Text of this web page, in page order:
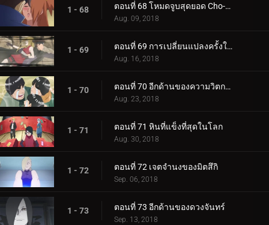
1 - 68 ตอนที่ 68 โหมดจูบสุดยอด Cho-Cho!
Aug. 09, 2018
1 - 69 ตอนที่ 69 การเปลี่ยนแปลงครั้งใหญ่ของความรัก Cho-Cho!
Aug. 16, 2018
1 - 70 ตอนที่ 70 อีกด้านของความวิตกกังวล
Aug. 23, 2018
1 - 71 ตอนที่ 71 หินที่แข็งที่สุดในโลก
Aug. 30, 2018
1 - 72 ตอนที่ 72 เจตจำนงของมิตสึกิ
Sep. 06, 2018
1 - 73 ตอนที่ 73 อีกด้านของดวงจันทร์
Sep. 13, 2018